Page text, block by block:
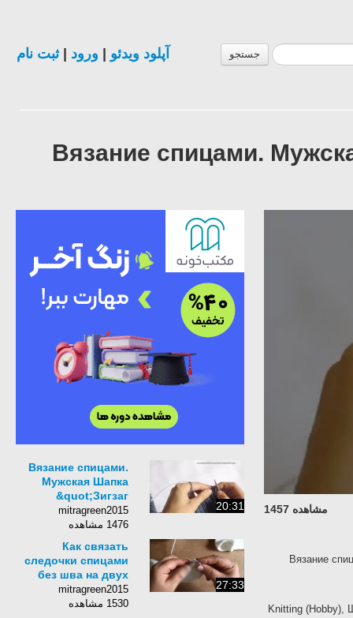
جستجو آپلود ویدئو| ورود| ثبت نام
Вязание спицами.
مشاهده 1457
Вязание
Knitting
20:31
Вязание спицами.
Мужская Шапка
&quot;Зигзаг
удачи&quot;. Часть
mitragreen2015
1476 مشاهده
27:33
Как связать
следочки спицами
без шва на двух
спицах?
mitragreen2015
1530 مشاهده